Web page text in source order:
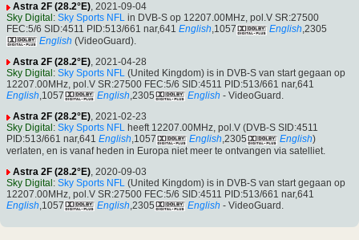
Astra 2F (28.2°E), 2021-09-04
Sky Digital : Sky Sports NFL in DVB-S op 12207.00MHz, pol.V SR:27500
FEC:5/6 SID:4511 PID:513/661 nar,641 English,1057 English,2305
English (VideoGuard).
Astra 2F (28.2°E), 2021-04-28
Sky Digital: Sky Sports NFL (United Kingdom) is in DVB-S van start gegaan op
12207.00MHz, pol.V SR:27500 FEC:5/6 SID:4511 PID:513/661 nar,641
English,1057 English,2305 English - VideoGuard.
Astra 2F (28.2°E), 2021-02-23
Sky Digital : Sky Sports NFL heeft 12207.00MHz, pol.V (DVB-S SID:4511
PID:513/661 nar,641 English,1057 English,2305 English)
verlaten, en is vanaf heden in Europa niet meer te ontvangen via satelliet.
Astra 2F (28.2°E) , 2020-09-03
Sky Digital: Sky Sports NFL (United Kingdom) is in DVB-S van start gegaan op
12207.00MHz, pol.V SR:27500 FEC:5/6 SID:4511 PID:513/661 nar,641
English ,1057 English ,2305 English - VideoGuard.